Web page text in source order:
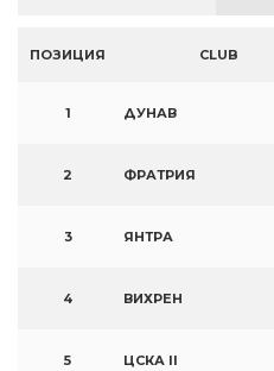
ПОЗИЦИЯ CLUB
1 ДУНАВ
2 ФРАТРИЯ
3 ЯНТРА
4 ВИХРЕН
5 ЦСКА II